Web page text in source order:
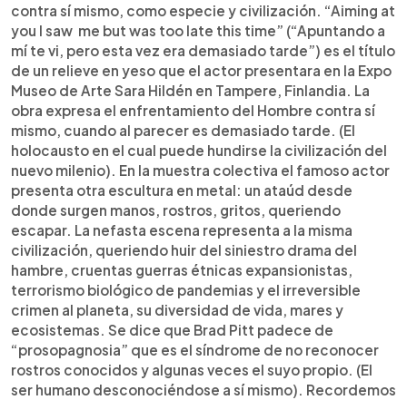
contra sí mismo, como especie y civilización. “Aiming at
you I saw me but was too late this time” (“Apuntando a
mí te vi, pero esta vez era demasiado tarde”) es el título
de un relieve en yeso que el actor presentara en la Expo
Museo de Arte Sara Hildén en Tampere, Finlandia. La
obra expresa el enfrentamiento del Hombre contra sí
mismo, cuando al parecer es demasiado tarde. (El
holocausto en el cual puede hundirse la civilización del
nuevo milenio). En la muestra colectiva el famoso actor
presenta otra escultura en metal: un ataúd desde
donde surgen manos, rostros, gritos, queriendo
escapar. La nefasta escena representa a la misma
civilización, queriendo huir del siniestro drama del
hambre, cruentas guerras étnicas expansionistas,
terrorismo biológico de pandemias y el irreversible
crimen al planeta, su diversidad de vida, mares y
ecosistemas. Se dice que Brad Pitt padece de
“prosopagnosia” que es el síndrome de no reconocer
rostros conocidos y algunas veces el suyo propio. (El
ser humano desconociéndose a sí mismo). Recordemos